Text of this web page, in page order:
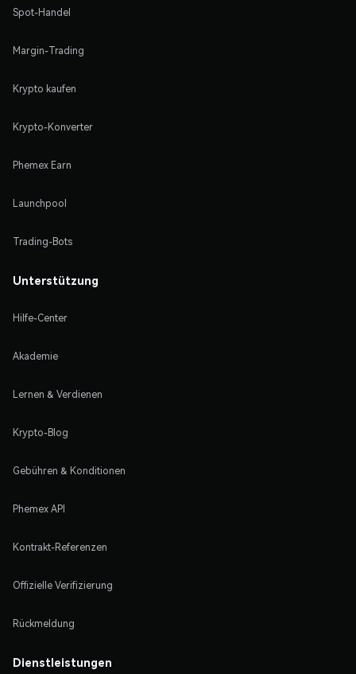
Spot-Handel
Margin-Trading
Krypto kaufen
Krypto-Konverter
Phemex Earn
Launchpool
Trading-Bots
Unterstützung
Hilfe-Center
Akademie
Lernen & Verdienen
Krypto-Blog
Gebühren & Konditionen
Phemex API
Kontrakt-Referenzen
Offizielle Verifizierung
Rückmeldung
Dienstleistungen